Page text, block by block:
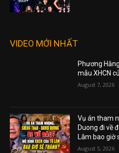
VIDEO MỚI NHẤT
Phương
mẫu XHCN
August 7, 2026
Vụ án tham
Duong đi về
Lâm bao giờ
August 5, 2026